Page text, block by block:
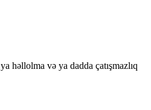
həllolma və ya dadda çatışmazlıq